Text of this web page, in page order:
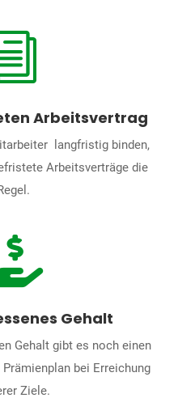
Arbeitsvertrag
langfristig binden,
Arbeitsverträge die
Gehalt
Gehalt gibt es noch einen
bei Erreichung
Ziele.